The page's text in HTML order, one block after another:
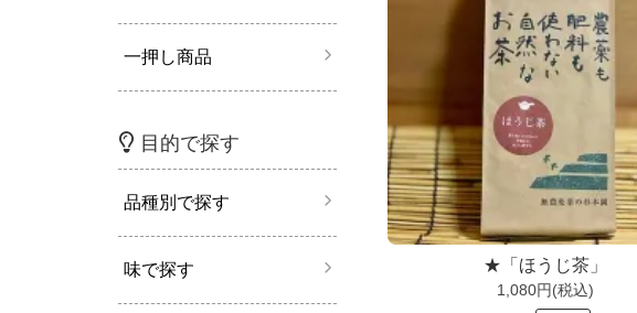
★「ほうじ茶」
1,080円(税込)
一押し商品
目的で探す
品種別で探す
味で探す